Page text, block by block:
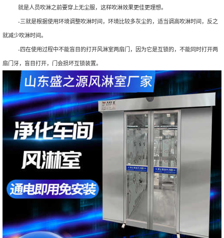
就是人员吹淋之前要穿上无尘服，这样吹淋效果更佳更理想。
-三就是根据使用环境调整吹淋时间，环境比较多灰尘的，适当调高吹淋时间，反之
就减少吹淋时间。
-四在使用过程中不能盲目的打开风淋室两扇门，因为它是互锁的，不能同时打开两
扇门牙，盲目打开，门会损坏互锁装置。